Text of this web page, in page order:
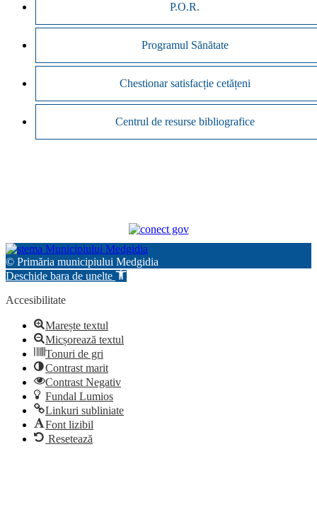
P.O.R.
Programul Sănătate
Chestionar satisfacție cetățeni
Centrul de resurse bibliografice
© Primăria municipiului Medgidia
Deschide bara de unelte
Accesibilitate
Marește textul
Micșorează textul
Tonuri de gri
Contrast marit
Contrast Negativ
Fundal Lumios
Linkuri subliniate
Font lizibil
Resetează